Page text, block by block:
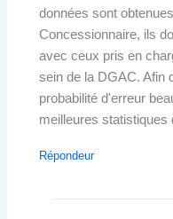
données sont
Concessionnaire, ils
avec ceux pris en
sein de la DGAC. Afin
probabilité d'erreur
meilleures statistiques
Répondeur